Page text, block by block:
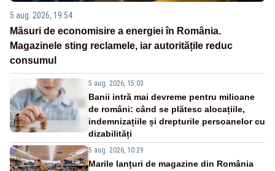
5 aug. 2026, 19:54
Măsuri de economisire a energiei în România.
Magazinele sting reclamele, iar autoritățile reduc
consumul
5 aug. 2026, 15:03
Banii intră mai devreme pentru milioane
de români: când se plătesc alocațiile,
indemnizațiile și drepturile persoanelor cu
dizabilități
5 aug. 2026, 10:29
Marile lanțuri de magazine din România